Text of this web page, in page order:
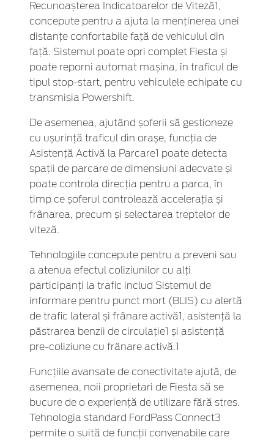
Recunoașterea Indicatoarelor de Viteză1,
concepute pentru a ajuta la menținerea unei
distanțe confortabile față de vehiculul din
față. Sistemul poate opri complet Fiesta și
poate reporni automat mașina, în traficul de
tipul stop-start, pentru vehiculele echipate cu
transmisia Powershift.
De asemenea, ajutând șoferii să gestioneze
cu ușurință traficul din orașe, funcția de
Asistență Activă la Parcare1 poate detecta
spații de parcare de dimensiuni adecvate și
poate controla direcția pentru a parca, în
timp ce șoferul controlează accelerația și
frânarea, precum și selectarea treptelor de
viteză.
Tehnologiile concepute pentru a preveni sau
a atenua efectul coliziunilor cu alți
participanți la trafic includ Sistemul de
informare pentru punct mort (BLIS) cu alertă
de trafic lateral și frânare activă1, asistență la
păstrarea benzii de circulație1 și asistență
pre-coliziune cu frânare activă.1
Funcțiile avansate de conectivitate ajută, de
asemenea, noii proprietari de Fiesta să se
bucure de o experiență de utilizare fără stres.
Tehnologia standard FordPass Connect3
permite o suită de funcții convenabile care